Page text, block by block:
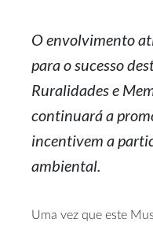
O envolvimento
para o sucesso
Ruralidades e
continuará a
incentivem a
ambiental.
Uma vez que este